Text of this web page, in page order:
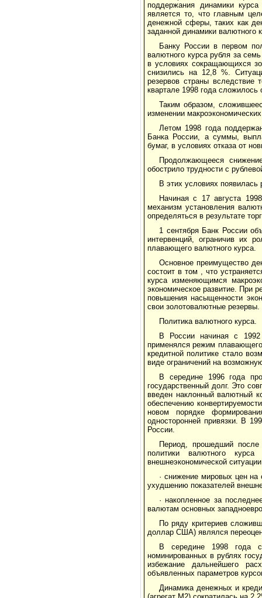
поддержания динамики
является то, что главным
денежной сферы, таких как
заданной динамики валютного
Банку России в первом
валютного курса рубля за
в условиях сокращающихся
снизились на 12,8 %.
резервов страны вследствие
квартале 1998 года сложилось
Таким образом,
изменении
Летом 1998 года
Банка России, а суммы,
бумаг, в условиях отказа от
Продолжающееся
обострило трудности с
В этих условиях появилась
Начиная с 17 августа
механизм установления
определяться в результате
1 сентября Банк России
интервенций, ограничив их
плавающего валютного курса.
Основное преимущество
состоит в том , что
курса изменяющимся
экономическое развитие. При
повышения насыщенности
свои золотовалютные резервы.
Политика валютного курса.
В России начиная с
применялся режим
кредитной политике стало
виде ограничений на
В середине 1996 года
государственный долг. Это
введен наклонный валютный
обеспечению
новом порядке
односторонней привязки. В
России.
Период, прошедший после
политики валютного
внешнеэкономической
· снижение мировых цен на
ухудшению показателей
· накопленное за
валютам основных
По ряду критериев
доллар США) являлся
В середине 1998 года
номинированных в рублях
избежание дальнейшего
объявленных параметров
Динамика денежных и